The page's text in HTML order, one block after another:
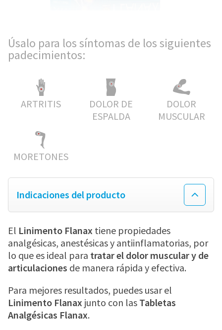
DOLOR DE CABEZA
DOLOR DE ESPALDA
DOLOR MUSCULAR
MORETONES
DOLOR DE PIE
DOLOR DE GARGANTA
Encuentra una tienda cerca de ti
WALGREENS
Boletín informativo
Úsalo para los síntomas de los siguientes
padecimientos:
ARTRITIS
DOLOR DE
ESPALDA
DOLOR
MUSCULAR
MORETONES
Indicaciones del producto
El Linimento Flanax tiene propiedades
analgésicas, anestésicas y antiinflamatorias, por
lo que es ideal para tratar el dolor muscular y de
articulaciones de manera rápida y efectiva.
Para mejores resultados, puedes usar el
Linimento Flanax junto con las Tabletas
Analgésicas Flanax.